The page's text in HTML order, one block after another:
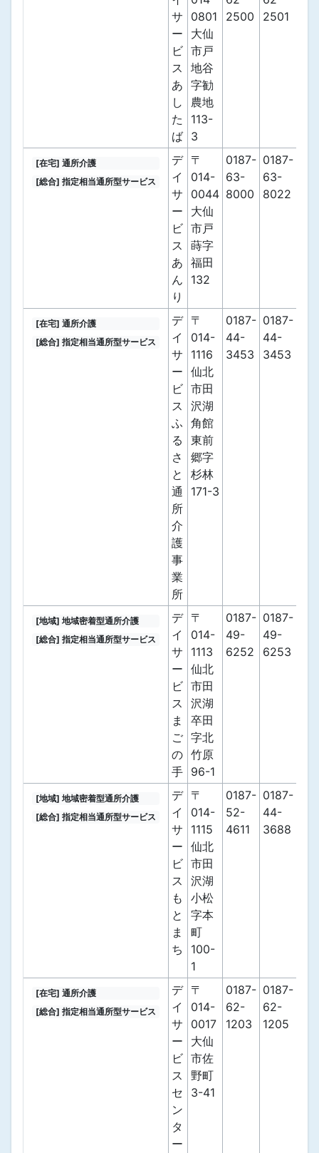
サ
ー
ビ
ス
あ
し
た
ば
0801
大仙
市戸
地谷
字勧
農地
113-
3
2500
2501
[在宅] 通所介護
[総合] 指定相当通所型サービス
デ
イ
サ
ー
ビ
ス
あ
ん
り
〒
014-
0044
大仙
市戸
蒔字
福田
132
0187-
63-
8000
0187-
63-
8022
[在宅] 通所介護
[総合] 指定相当通所型サービス
デ
イ
サ
ー
ビ
ス
ふ
る
さ
と
通
所
介
護
事
業
所
〒
014-
1116
仙北
市田
沢湖
角館
東前
郷字
杉林
171-3
0187-
44-
3453
0187-
44-
3453
[地域] 地域密着型通所介護
[総合] 指定相当通所型サービス
デ
イ
サ
ー
ビ
ス
ま
ご
の
手
〒
014-
1113
仙北
市田
沢湖
卒田
字北
竹原
96-1
0187-
49-
6252
0187-
49-
6253
[地域] 地域密着型通所介護
[総合] 指定相当通所型サービス
デ
イ
サ
ー
ビ
ス
も
と
ま
ち
〒
014-
1115
仙北
市田
沢湖
小松
字本
町
100-
1
0187-
52-
4611
0187-
44-
3688
[在宅] 通所介護
[総合] 指定相当通所型サービス
デ
イ
サ
ー
ビ
ス
セ
ン
タ
ー
〒
014-
0017
大仙
市佐
野町
3-41
0187-
62-
1203
0187-
62-
1205